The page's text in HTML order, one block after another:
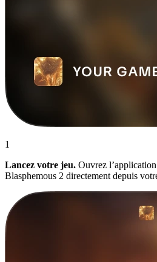
1
Lancez votre jeu. Ouvrez
Blasphemous 2 directement depuis